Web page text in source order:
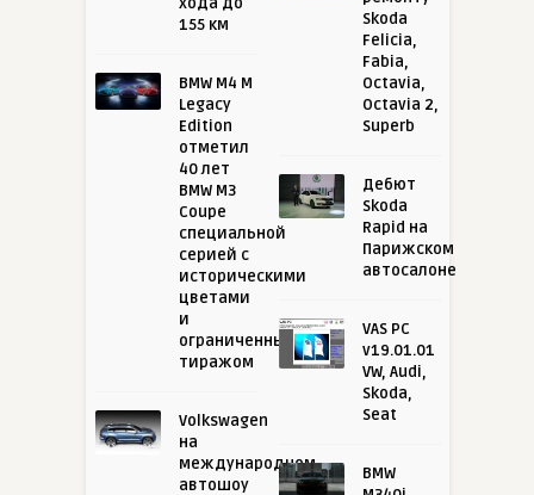
хода до
155 км
BMW M4 M
Legacy
Edition
отметил
40 лет
BMW M3
Coupe
специальной
серией с
историческими
цветами
и
ограниченным
тиражом
Volkswagen
на
международном
автошоу
Skoda
Felicia,
Fabia,
Octavia,
Octavia 2,
Superb
Дебют
Skoda
Rapid на
Парижском
автосалоне
VAS PC
v19.01.01
VW, Audi,
Skoda,
Seat
BMW